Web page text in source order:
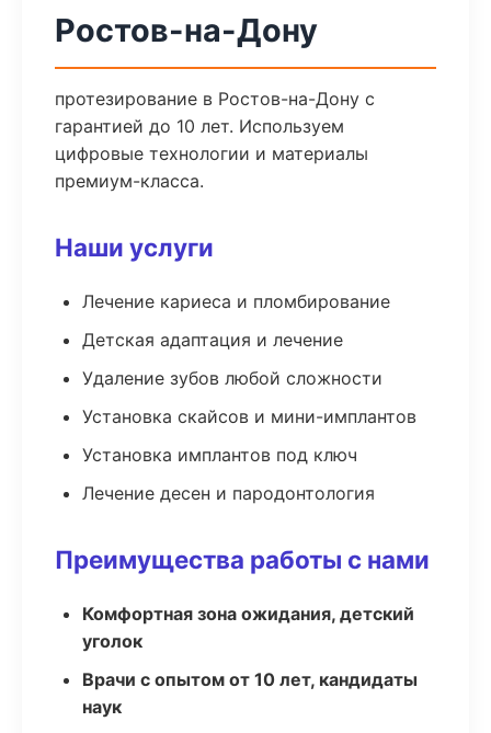
Ростов-на-Дону
протезирование в Ростов-на-Дону с
гарантией до 10 лет. Используем
цифровые технологии и материалы
премиум-класса.
Наши услуги
Лечение кариеса и пломбирование
Детская адаптация и лечение
Удаление зубов любой сложности
Установка скайсов и мини-имплантов
Установка имплантов под ключ
Лечение десен и пародонтология
Преимущества работы с нами
Комфортная зона ожидания, детский
уголок
Врачи с опытом от 10 лет, кандидаты
наук